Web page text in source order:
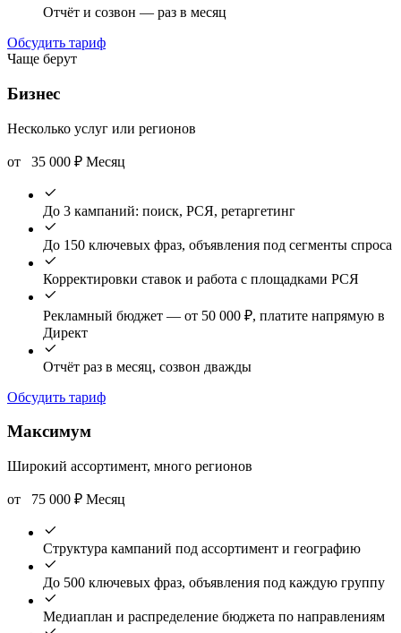
Отчёт и созвон — раз в месяц
Обсудить тариф
Чаще берут
Бизнес
Несколько услуг или регионов
от 35 000 ₽ Месяц
До 3 кампаний: поиск, РСЯ, ретаргетинг
До 150 ключевых фраз, объявления под сегменты спроса
Корректировки ставок и работа с площадками РСЯ
Рекламный бюджет — от 50 000 ₽, платите напрямую в
Директ
Отчёт раз в месяц, созвон дважды
Обсудить тариф
Максимум
Широкий ассортимент, много регионов
от 75 000 ₽ Месяц
Структура кампаний под ассортимент и географию
До 500 ключевых фраз, объявления под каждую группу
Медиаплан и распределение бюджета по направлениям